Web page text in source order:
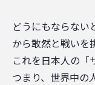
どうにもならない
から敢然と戦いを
これを日本人の「
つまり、世界中の